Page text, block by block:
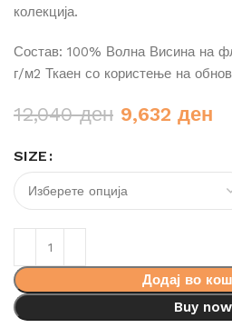
колекција.
Состав: 100% Волна Висина на
г/м2 Ткаен со користење на
12,040ден Original
12,040 ден.
9,632 ден
SIZE
Додај во
Buy now